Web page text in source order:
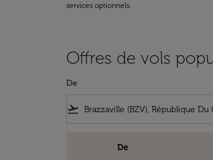
services optionnels.
Offres de vols
De
flight_takeoff
De